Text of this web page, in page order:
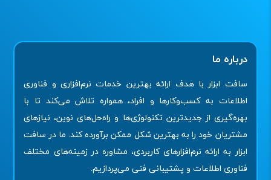
درباره ما
سافت ابزار با هدف ارائه بهترین خدمات نرم‌افزاری و فناوری
اطلاعات به کسب‌وکارها و افراد، همواره تلاش می‌کند تا با
بهره‌گیری از جدیدترین تکنولوژی‌ها و راه‌حل‌های نوین، نیازهای
مشتریان خود را به بهترین شکل ممکن برآورده کند. ما در سافت
ابزار به ارائه نرم‌افزارهای کاربردی، مشاوره در زمینه‌های مختلف
فناوری اطلاعات و پشتیبانی فنی می‌پردازیم.